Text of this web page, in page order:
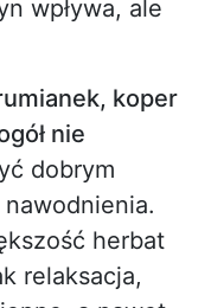
wpływa, ale
koper
nie
dobrym
herbat
relaksacja,